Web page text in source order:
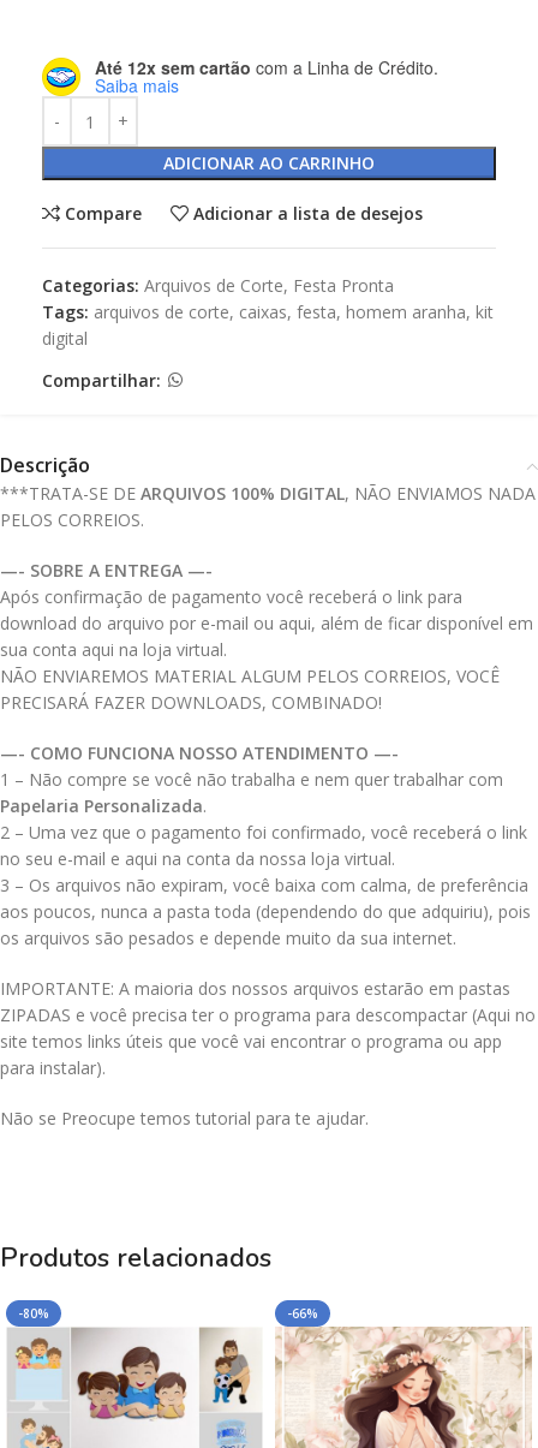
Até 12x sem cartão com a Linha de Crédito.
Saiba mais
ADICIONAR AO CARRINHO
Compare Adicionar a lista de desejos
Categorias: Arquivos de Corte, Festa Pronta
Tags: arquivos de corte, caixas, festa, homem aranha, kit
digital
Compartilhar:
Descrição
***TRATA-SE DE ARQUIVOS 100% DIGITAL, NÃO ENVIAMOS NADA
PELOS CORREIOS.
—- SOBRE A ENTREGA —-
Após confirmação de pagamento você receberá o link para
download do arquivo por e-mail ou aqui, além de ficar disponível em
sua conta aqui na loja virtual.
NÃO ENVIAREMOS MATERIAL ALGUM PELOS CORREIOS, VOCÊ
PRECISARÁ FAZER DOWNLOADS, COMBINADO!
—- COMO FUNCIONA NOSSO ATENDIMENTO —-
1 – Não compre se você não trabalha e nem quer trabalhar com
Papelaria Personalizada.
2 – Uma vez que o pagamento foi confirmado, você receberá o link
no seu e-mail e aqui na conta da nossa loja virtual.
3 – Os arquivos não expiram, você baixa com calma, de preferência
aos poucos, nunca a pasta toda (dependendo do que adquiriu), pois
os arquivos são pesados e depende muito da sua internet.
IMPORTANTE: A maioria dos nossos arquivos estarão em pastas
ZIPADAS e você precisa ter o programa para descompactar (Aqui no
site temos links úteis que você vai encontrar o programa ou app
para instalar).
Não se Preocupe temos tutorial para te ajudar.
Produtos relacionados
-80% -66%